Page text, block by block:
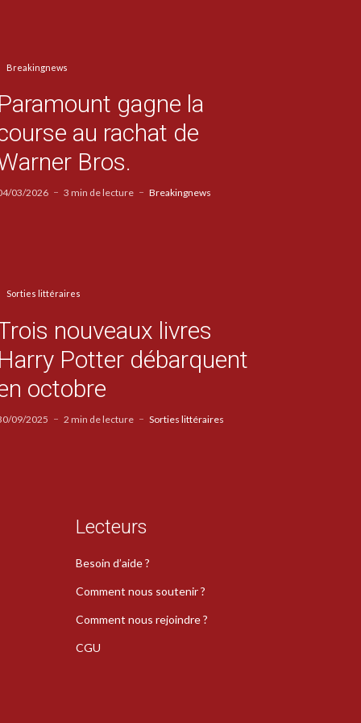
Breakingnews
gagne la
au rachat de
Bros.
03/2026 3 min de lecture Breakingnews
Sorties littéraires
nouveaux livres
Potter débarquent
octobre
09/2025 2 min de lecture Sorties littéraires
Lecteurs
Besoin d’aide ?
Comment nous soutenir ?
Comment nous rejoindre ?
CGU